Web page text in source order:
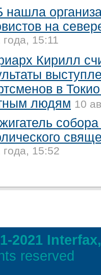
на
15:11
Кирилл
в
людям 10
года, 15:52
2021
reserved